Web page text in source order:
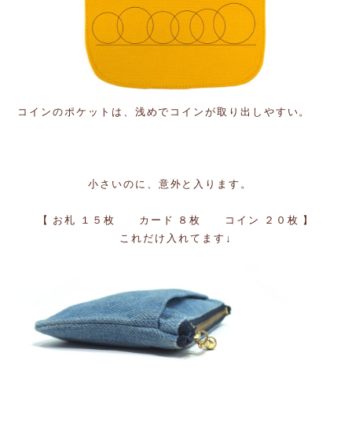
コインのポケットは、浅めでコインが取り出しやすい。
小さいのに、意外と入ります。
【 お札 １５枚 カード ８枚 コイン ２０枚 】
これだけ入れてます↓